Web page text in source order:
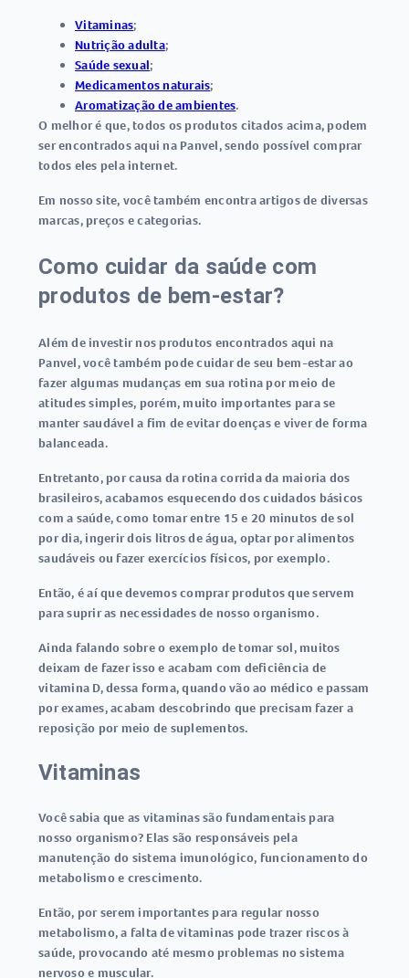
Vitaminas;
Nutrição adulta;
Saúde sexual;
Medicamentos naturais;
Aromatização de ambientes.
O melhor é que, todos os produtos citados acima, podem
ser encontrados aqui na Panvel, sendo possível comprar
todos eles pela internet.
Em nosso site, você também encontra artigos de diversas
marcas, preços e categorias.
Como cuidar da saúde com
produtos de bem-estar?
Além de investir nos produtos encontrados aqui na
Panvel, você também podecuidar de seu bem-estarao
fazer algumas mudanças em sua rotina por meio de
atitudes simples, porém, muito importantes para se
manter saudável a fim de evitar doenças e viver de forma
balanceada.
Entretanto, por causa da rotina corrida da maioria dos
brasileiros, acabamos esquecendo dos cuidados básicos
com a saúde, como tomar entre 15 e 20 minutos de sol
por dia, ingerir dois litros de água, optar por alimentos
saudáveis ou fazer exercícios físicos, por exemplo.
Então, é aí que devemos comprar produtos que servem
para suprir as necessidades de nosso organismo.
Ainda falando sobre o exemplo de tomar sol, muitos
deixam de fazer isso e acabam com deficiência de
vitamina D, dessa forma, quando vão ao médico e passam
por exames, acabam descobrindo que precisam fazer a
reposição por meio de suplementos.
Vitaminas
Você sabia que as vitaminas são fundamentais para
nosso organismo? Elas são responsáveis pela
manutenção do sistema imunológico, funcionamento do
metabolismo e crescimento.
Então, por serem importantes para regular nosso
metabolismo, a falta de vitaminas pode trazer riscos à
saúde, provocando até mesmo problemas no sistema
nervoso e muscular.